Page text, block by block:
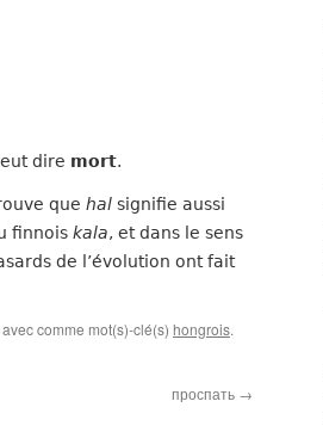
dire mort.
que hal signifie aussi
finnois kala, et dans le sens
de l’évolution ont fait
avec comme mot(s)-clé(s) hongrois.
проспать →